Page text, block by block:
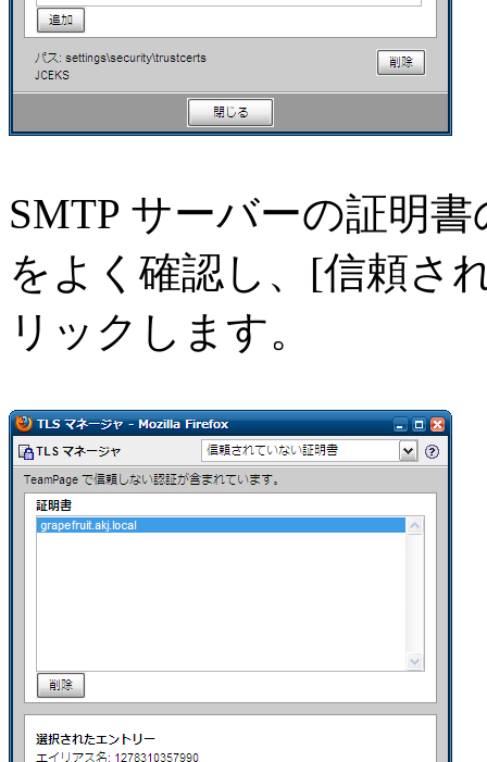
SMTP サーバーの証明
をよく確認し、[信頼さ
リックします。